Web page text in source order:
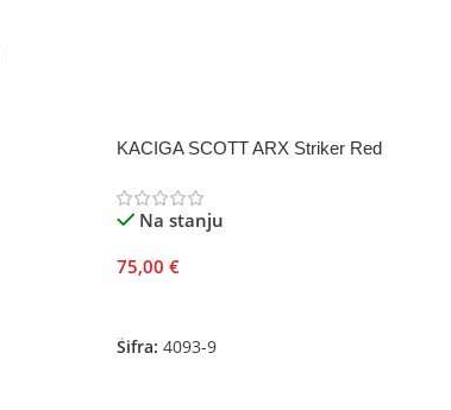
KACIGA SCOTT ARX Striker Red
Na stanju
75,00 €
Šifra: 4093-9